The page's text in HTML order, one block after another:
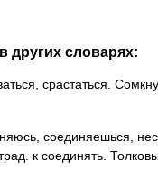
других словарях:
срастаться.
соединяешься,
к соединять.